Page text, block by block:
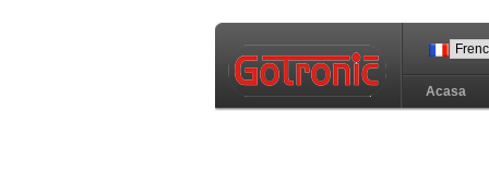
Acasa